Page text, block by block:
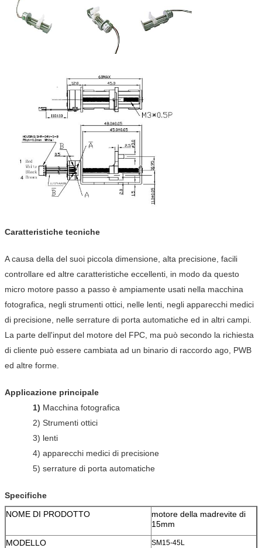
Caratteristiche tecniche
A causa della del suoi piccola dimensione, alta precisione, facili
controllare ed altre caratteristiche eccellenti, in modo da questo
micro motore passo a passo è ampiamente usati nella macchina
fotografica, negli strumenti ottici, nelle lenti, negli apparecchi medici
di precisione, nelle serrature di porta automatiche ed in altri campi.
La parte dell'input del motore del FPC, ma può secondo la richiesta
di cliente può essere cambiata ad un binario di raccordo ago, PWB
ed altre forme.
Applicazione principale
1) Macchina fotografica
2) Strumenti ottici
3) lenti
4) apparecchi medici di precisione
5) serrature di porta automatiche
Specifiche
NOME DI PRODOTTO
motore della madrevite di
15mm
MODELLO
SM15-45L